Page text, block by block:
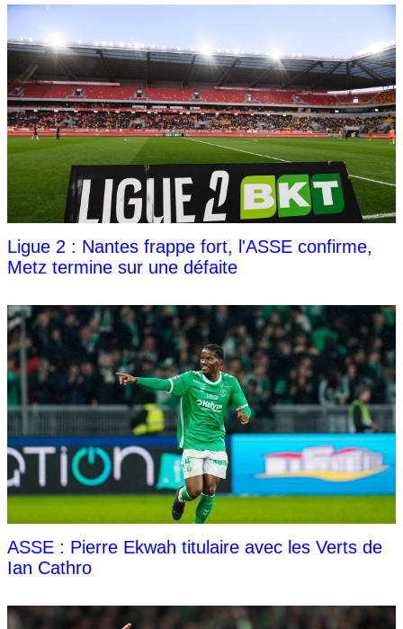
Ligue 2 : Nantes frappe fort, l'ASSE confirme,
Metz termine sur une défaite
ASSE : Pierre Ekwah titulaire avec les Verts de
Ian Cathro